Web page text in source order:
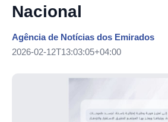
Nacional
Agência de Notícias dos Emirados
2026-02-12T13:03:05+04:00